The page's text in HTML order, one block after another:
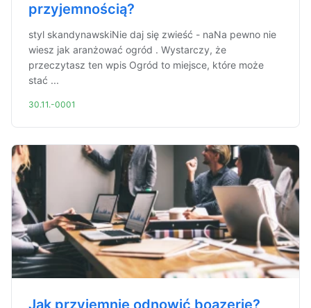
przyjemnością?
styl skandynawskiNie daj się zwieść - naNa pewno nie
wiesz jak aranżować ogród . Wystarczy, że
przeczytasz ten wpis Ogród to miejsce, które może
stać ...
30.11.-0001
Jak przyjemnie odnowić boazerię?